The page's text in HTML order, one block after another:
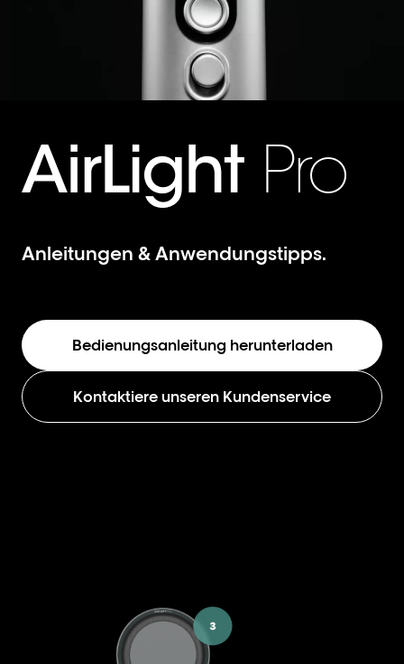
Anleitungen & Anwendungstipps.
Bedienungsanleitung herunterladen
Kontaktiere unseren Kundenservice